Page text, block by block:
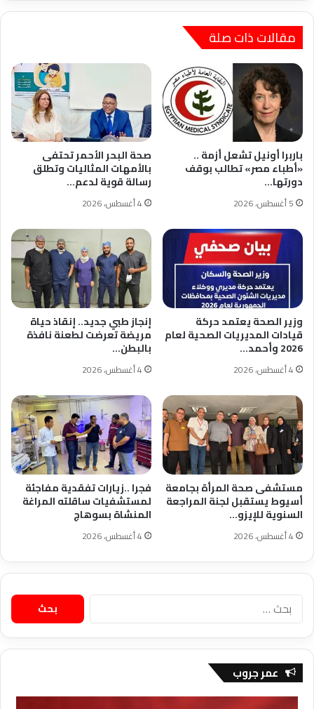
مقالات ذات صلة
باربرا أونيل تشعل أزمة ..
«أطباء مصر» تطالب بوقف
دورتها…
5 أغسطس، 2026
صحة البحر الأحمر تحتفى
بالأمهات المثاليات وتطلق
رسالة قوية لدعم…
4 أغسطس، 2026
وزير الصحة يعتمد حركة
قيادات المديريات الصحية لعام
2026 وأحمد…
4 أغسطس، 2026
إنجاز طبي جديد.. إنقاذ حياة
مريضة تعرضت لطعنة نافذة
بالبطن…
4 أغسطس، 2026
مستشفى صحة المرأة بجامعة
أسيوط يستقبل لجنة المراجعة
السنوية للإيزو…
4 أغسطس، 2026
فجرا ..زيارات تفقدية مفاجئة
لمستشفيات ساقلته المراغة
المنشاة بسوهاج
4 أغسطس، 2026
البحث
عن:
عمر جروب